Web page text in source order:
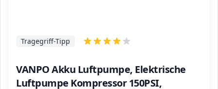
VANPO Akku Luftpumpe, Elektrische
Luftpumpe Kompressor 150PSI,
Tragegriff-Tipp